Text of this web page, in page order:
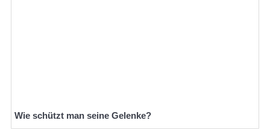
Wie schützt man seine Gelenke?